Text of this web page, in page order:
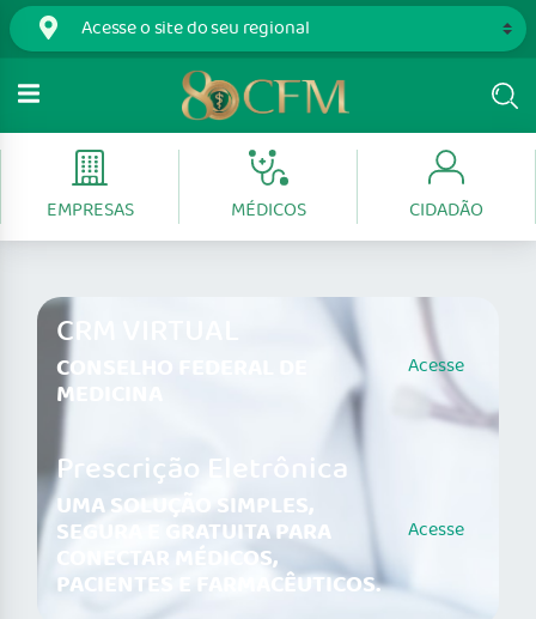
EMPRESAS MÉDICOS CIDADÃO
CRM VIRTUAL
CONSELHO FEDERAL DE
MEDICINA
Acesse
Prescrição Eletrônica
UMA SOLUÇÃO SIMPLES,
SEGURA E GRATUITA PARA
CONECTAR MÉDICOS,
PACIENTES E FARMACÊUTICOS.
Acesse